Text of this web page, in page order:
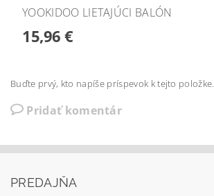
YOOKIDOO LIETAJÚCI BALÓN
15,96 €
Buďte prvý, kto napíše príspevok k tejto položke.
Pridať komentár
PREDAJŇA